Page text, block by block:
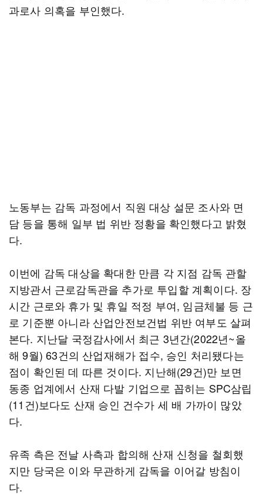
과로사 의혹을 부인했다.
노동부는 감독 과정에서 직원 대상 설문 조사와 면
담 등을 통해 일부 법 위반 정황을 확인했다고 밝혔
다.
이번에 감독 대상을 확대한 만큼 각 지점 감독 관할
지방관서 근로감독관을 추가로 투입할 계획이다. 장
시간 근로와 휴가 및 휴일 적정 부여, 임금체불 등 근
로 기준뿐 아니라 산업안전보건법 위반 여부도 살펴
본다. 지난달 국정감사에서 최근 3년간(2022년~올
해 9월) 63건의 산업재해가 접수, 승인 처리됐다는
점이 확인된 데 따른 것이다. 지난해(29건)만 보면
동종 업계에서 산재 다발 기업으로 꼽히는 SPC삼립
(11건)보다도 산재 승인 건수가 세 배 가까이 많았
다.
유족 측은 전날 사측과 합의해 산재 신청을 철회했
지만 당국은 이와 무관하게 감독을 이어갈 방침이
다.